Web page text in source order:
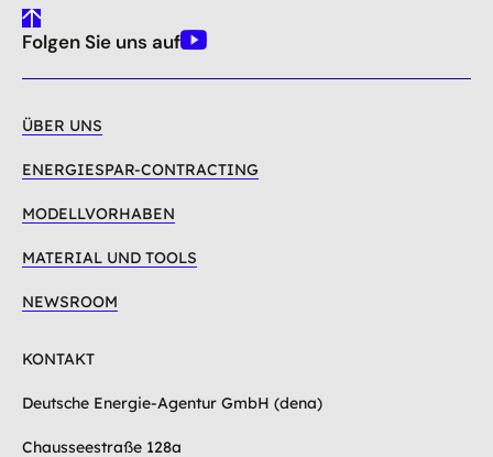
gehe
nach
Folgen Sie uns aufYoutube
ÜBER UNS
ENERGIESPAR-CONTRACTING
MODELLVORHABEN
MATERIAL UND TOOLS
NEWSROOM
KONTAKT
Deutsche Energie-Agentur GmbH (dena)
Chausseestraße 128a